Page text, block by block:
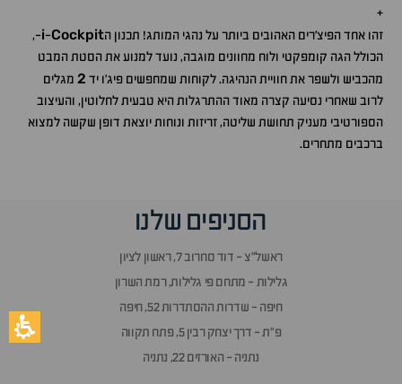
+
זהו אחד הפיצ'רים האהובים ביותר על נהגי המותג! תכנון ה
i-Cockpit
-,
הכולל הגה קומפקטי ולוח מחוונים מוגבה, נועד למנוע את הסטת המבט
מהכביש ולשפר את חוויית הנהיגה. לקוחות שמחפשים פיג'ו יד 2 מגלים
לרוב שאחרי נסיעה קצרה מאוד ההתרגלות היא טבעית לחלוטין, והעיצוב
הספורטיבי מעניק תחושת שליטה, זריזות ונוחות יוצאת דופן שקשה למצוא
ברכבים מתחרים.
הסניפים שלנו
ראשל״צ - דוד סחרוב 7, ראשון לציון
גלילות - מתחם פי גלילות, רמת השרון
חיפה - שדרות ההסתדרות 52, חיפה
פ״ת - דרך יצחק רבין 5, פתח תקווה
נתניה - האורזים 22, נתניה